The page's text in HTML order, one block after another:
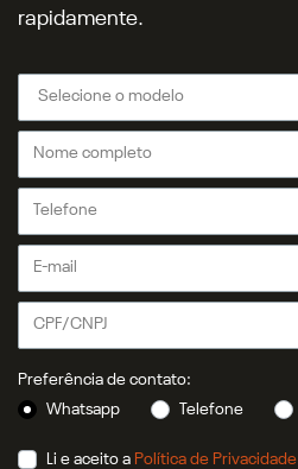
rapidamente.
Preferência de contato:
Whatsapp
Telefone
Li e aceito a Política de Privacidade